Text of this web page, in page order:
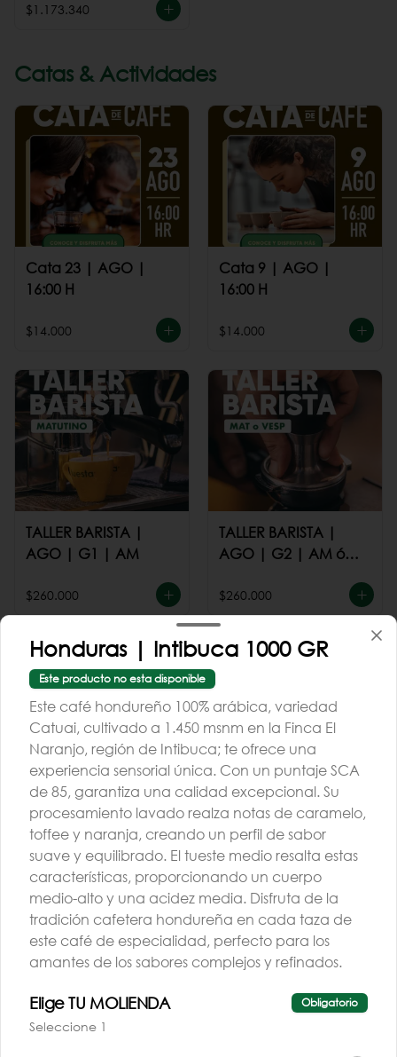
$1.173.340
Catas & Actividades
Cata 23 | AGO |
16:00 H
$14.000
Cata 9 | AGO |
16:00 H
$14.000
TALLER BARISTA |
AGO | G1 | AM
$260.000
TALLER BARISTA |
AGO | G2 | AM ó
$260.000
TALLER BARISTA |
AGO | G3 | PM
$260.000
Conócenos
Honduras | Intibuca 1000 GR
Este producto no esta disponible
Este café hondureño 100% arábica, variedad
Catuai, cultivado a 1.450 msnm en la Finca El
Naranjo, región de Intibuca; te ofrece una
experiencia sensorial única. Con un puntaje SCA
de 85, garantiza una calidad excepcional. Su
procesamiento lavado realza notas de caramelo,
toffee y naranja, creando un perfil de sabor
suave y equilibrado. El tueste medio resalta estas
características, proporcionando un cuerpo
medio-alto y una acidez media. Disfruta de la
tradición cafetera hondureña en cada taza de
este café de especialidad, perfecto para los
amantes de los sabores complejos y refinados.
Elige TU MOLIENDA Obligatorio
Seleccione 1